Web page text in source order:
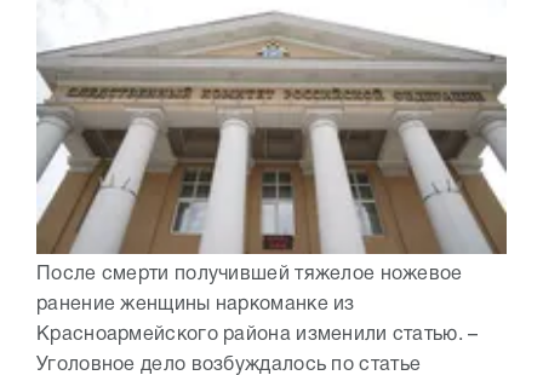
После смерти получившей тяжелое ножевое
ранение женщины наркоманке из
Красноармейского района изменили статью. –
Уголовное дело возбуждалось по статье